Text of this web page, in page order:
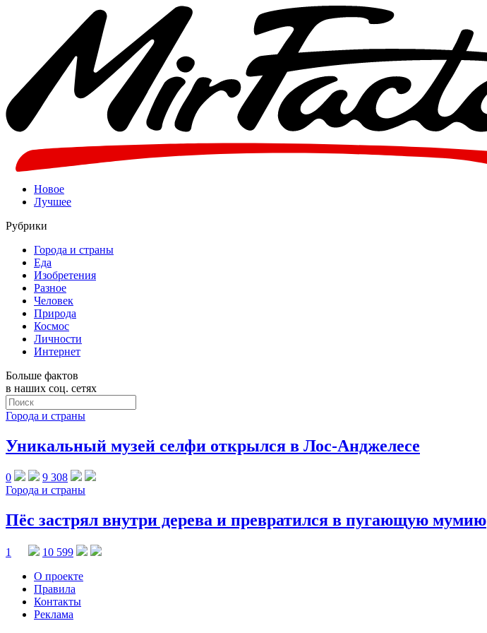
Новое
Лучшее
Рубрики
Города и страны
Еда
Изобретения
Разное
Человек
Природа
Космос
Личности
Интернет
Больше фактов
в наших соц. сетях
Города и страны
Уникальный музей селфи открылся в Лос-Анджелесе
0
9 308
Города и страны
Пёс застрял внутри дерева и превратился в пугающую мумию
1
10 599
О проекте
Правила
Контакты
Реклама